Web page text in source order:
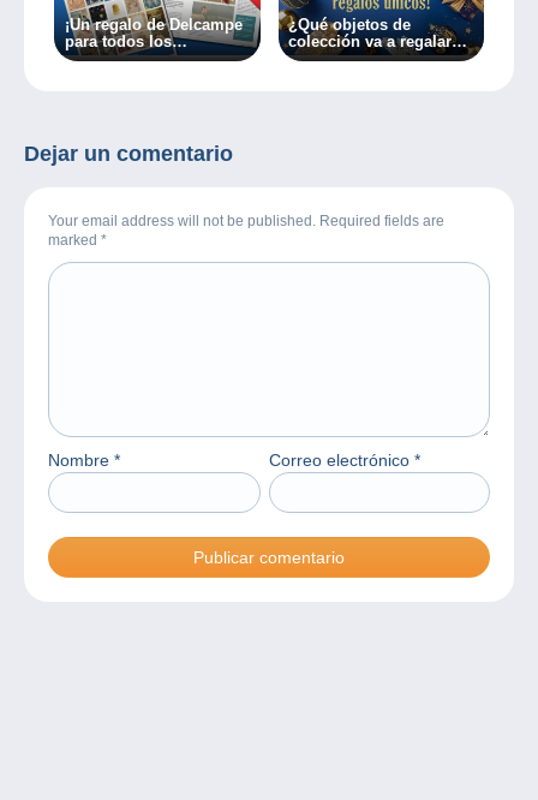
¡Un regalo de Delcampe
para todos los
coleccionistas!
¿Qué objetos de
colección va a regalar
estas fiestas?
Dejar un comentario
Your email address will not be published. Required fields are
marked *
Nombre * Correo electrónico *